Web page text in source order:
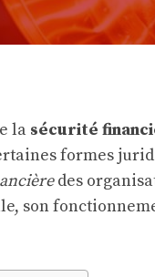
la sécurité
formes
des
son